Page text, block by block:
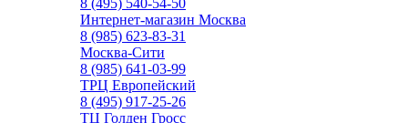
8 (495) 540-54-50
Интернет-магазин Москва
8 (985) 623-83-31
Москва-Сити
8 (985) 641-03-99
ТРЦ Европейский
8 (495) 917-25-26
ТЦ Голден Гросс